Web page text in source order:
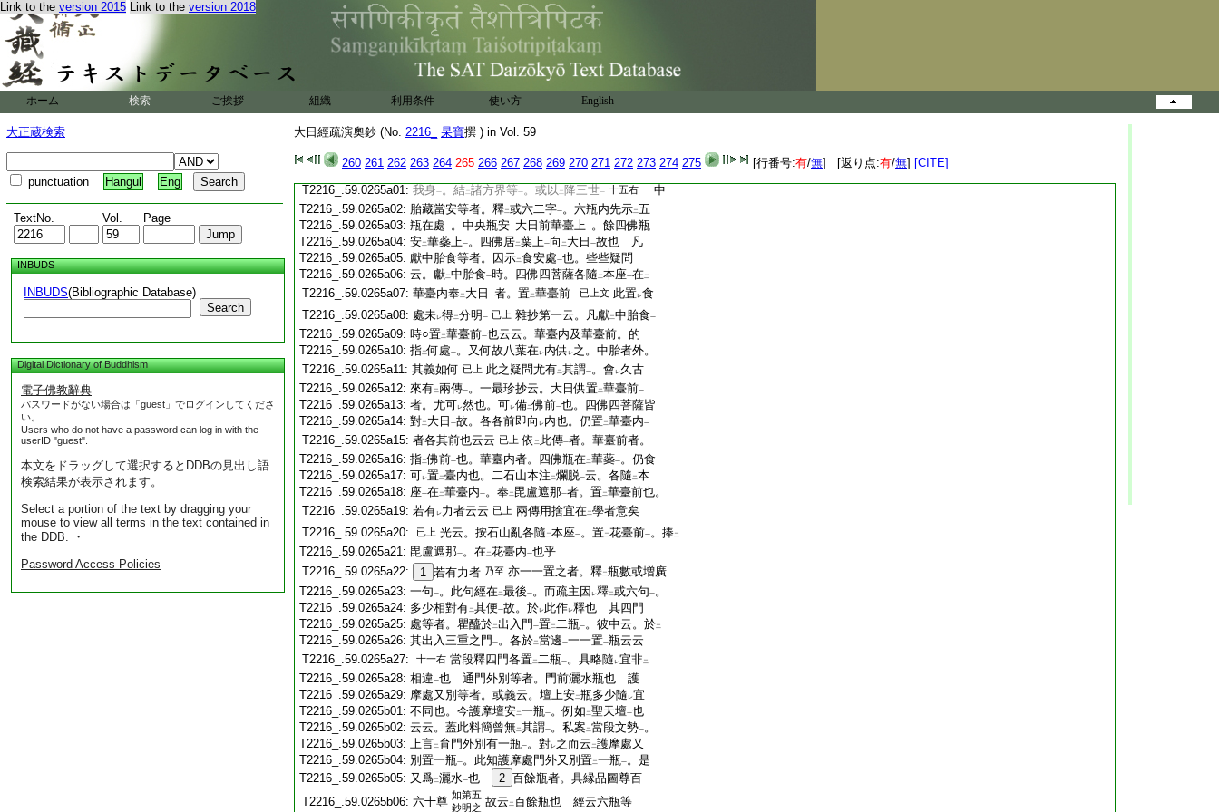
Link to the version 2015 Link to the version 2018
ホーム 検索 ご挨拶 組織 利用条件 使い方 English
大正蔵検索
punctuation Hangul Eng
TextNo. Vol. Page
INBUDS
INBUDS(Bibliographic Database)
Search
Digital Dictionary of Buddhism
電子佛教辭典
パスワードがない場合は「guest」でログインしてくださ
い。
Users who do not have a password can log in with the
userID "guest".
本文をドラッグして選択するとDDBの見出し語
検索結果が表示されます。
Select a portion of the text by dragging your
mouse to view all terms in the text contained in
the DDB. ・
Password Access Policies
大日經疏演奧鈔 (No. 2216_ 杲寶撰 ) in Vol. 59
260 261 262 263 264 265 266 267 268 269 270 271 272 273 274 275 [行番号:有/無] [返り点:有/無] [CITE]
T2216_.59.0264c22: 瞿醯中 同品 云。繒綵纒レ 頭及纒二 華鬘
T2216_.59.0264c23: 悉地經下
灌頂
壇品 云。安 置 吉祥瓶 。所謂穀實藥
草華菓香樹枝葉華鬘及寶置二於瓶内一
。新帛
繒綵用纒二其頸 塗以衆香者。釋二塗
T2216_.59.0264c26:香等嚴飾一句 結護作淨等者。釋 結護而
T2216_.59.0264c27: 作淨一句一亦如供養等者。經第七
T2216_.59.0264c28: 奉 獻外香華燈明閼伽水 。皆如 本教 説 不
T2216_.59.0264c29: 動 。以去垢辟除使 光顯 。本法自相加及護
持
T2216_.59.0265a01: 我身一。結二諸方界等一。或以 二 降三世一 十五右
中
T2216_.59.0265a02: 胎藏當安等者。釋二或六二字一。六瓶内先示二五
T2216_.59.0265a03: 瓶在處一。中央瓶安一大日前華臺上一。餘四佛瓶
T2216_.59.0265a04: 安二華蘂上一。四佛居二葉上一向 二 大日 一故也 凡
T2216_.59.0265a05: 獻中胎食等者。因示二食安處一也。些些疑問
T2216_.59.0265a06: 云。獻二中胎食一時。四佛四菩薩各隨 二本座一在二
T2216_.59.0265a07: 華臺内奉二 大日 一者。置二華臺前一 已上文 此置レ食
T2216_.59.0265a08: 處未レ得二分明 一 已上 雜抄第一云。凡獻二中胎食一
T2216_.59.0265a09: 時○置二華臺前一也云云。華臺内及華臺前。的
T2216_.59.0265a10: 指二何處一。又何故八葉在レ内供 レ之。中胎者外。
T2216_.59.0265a11: 其義如何 已上 此之疑問尤有二其謂一。會レ久古
T2216_.59.0265a12: 來有二兩傳一。一最珍抄云。大日供置二華臺前一
T2216_.59.0265a13: 者。尤可レ然也。可レ備二佛前一也。四佛四菩薩皆
T2216_.59.0265a14: 對二 大日 一故。各各前即向 レ内也。仍置二華臺内一
T2216_.59.0265a15: 者各其前也云云 已上 依 二 此傳一者。華臺前者。
T2216_.59.0265a16: 指二佛前一也。華臺内者。四佛瓶在二華蘂一。仍食
T2216_.59.0265a17: 可レ置二臺内也。二石山本注 二爛脱一云。各隨 二本
T2216_.59.0265a18: 座一在二華臺内一。奉二 毘盧遮那一者。置二華臺前也。
T2216_.59.0265a19: 若有レ力者云云 已上 兩傳用捨宜在二學者意矣
T2216_.59.0265a20:
已上 光云。按石山亂各隨 二本座一。置二花臺前一。捧二
T2216_.59.0265a21: 毘盧遮那一。在二花臺内一也乎
T2216_.59.0265a22:
1 若有力者 乃至 亦一一置之者。釋二瓶數或増廣
T2216_.59.0265a23: 一句一。此句經在二最後一。而疏主因 レ釋二或六句一。
T2216_.59.0265a24: 多少相對有二其便一故。於レ此作レ釋也 其四門
T2216_.59.0265a25: 處等者。瞿醯於二出入門 一置二二瓶一。彼中云。於二
T2216_.59.0265a26: 其出入三重之門 一。各於二當邊一一一置一瓶云云
T2216_.59.0265a27:
十一右 當段釋四門各置二二瓶一。具略隨 レ宜非二
T2216_.59.0265a28: 相違一也 通門外別等者。門前灑水瓶也 護
T2216_.59.0265a29: 摩處又別等者。或義云。壇上安二瓶多少隨 レ宜
T2216_.59.0265b01: 不同也。今護摩壇安二一瓶一。例如 二聖天壇一也
T2216_.59.0265b02: 云云。蓋此料簡曾無二其謂一。私案二當段文勢一。
T2216_.59.0265b03: 上言二育門外別有一瓶一。對レ之而云 二護摩處又
T2216_.59.0265b04: 別置一瓶一。此知護摩處門外又別置二一瓶一。是
T2216_.59.0265b05: 又爲二灑水一也 2 百餘瓶者。具縁品圖尊百
T2216_.59.0265b06: 六十尊 如第五
鈔明之 故云 二百餘瓶也 經云六瓶等